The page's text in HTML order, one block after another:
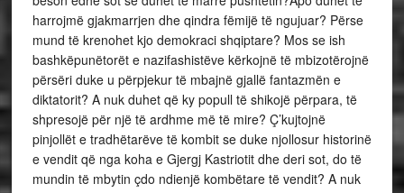
harrojmë gjakmarrjen dhe qindra fëmijë të ngujuar? Përse
mund të krenohet kjo demokraci shqiptare? Mos se ish
bashkëpunëtorët e nazifashistëve kërkojnë të mbizotërojnë
përsëri duke u përpjekur të mbajnë gjallë fantazmën e
diktatorit? A nuk duhet që ky popull të shikojë përpara, të
shpresojë për një të ardhme më të mire? Ç’kujtojnë
pinjollët e tradhëtarëve të kombit se duke njollosur historinë
e vendit që nga koha e Gjergj Kastriotit dhe deri sot, do të
mundin të mbytin çdo ndienjë kombëtare të vendit? A nuk